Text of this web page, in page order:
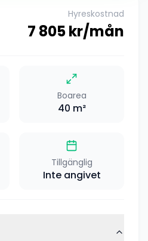
Hyreskostnad
7 805kr/mån
Boarea
40 m²
Tillgänglig
Inte angivet